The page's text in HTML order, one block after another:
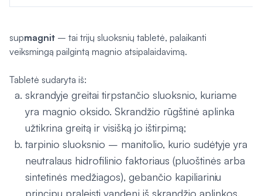
supmagnit – tai trijų sluoksnių tabletė, palaikanti
veiksmingą pailgintą magnio atsipalaidavimą.
Tabletė sudaryta iš:
skrandyje greitai tirpstančio sluoksnio, kuriame
yra magnio oksido. Skrandžio rūgštinė aplinka
užtikrina greitą ir visišką jo ištirpimą;
tarpinio sluoksnio – manitolio, kurio sudėtyje yra
neutralaus hidrofilinio faktoriaus (pluoštinės arba
sintetinės medžiagos), gebančio kapiliariniu
principu praleisti vandenį iš skrandžio aplinkos.